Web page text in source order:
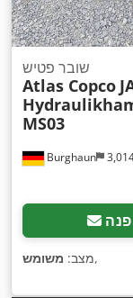
Burghaun
שובר פטיש
Atlas Copco
MS03
פנה
מצב: משומש ,